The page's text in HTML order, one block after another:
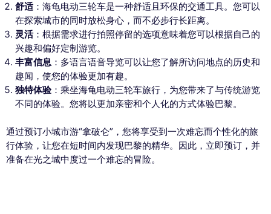
We use cookies and your personal data to
enhance your browsing experience,
measure our audience, and personalize the ads shown to you. You
can accept, reject or manage your preferences at any time.
Consents certified by
Reject All Cookies Settings Accept and close
舒适 ：海龟电动三轮车是一种舒适且环保的交通工具。您可以
在探索城市的同时放松身心，而不必步行长距离。
灵活：根据需求进行拍照停留的选项意味着您可以根据自己的
兴趣和偏好定制游览。
丰富信息 ：多语言语音导览可以让您了解所访问地点的历史和
趣闻，使您的体验更加有趣。
独特体验：乘坐海龟电动三轮车旅行，为您带来了与传统游览
不同的体验。您将以更加亲密和个人化的方式体验巴黎。
通过预订小城市游“拿破仑”，您将享受到一次难忘而个性化的旅
行体验，让您在短时间内发现巴黎的精华。因此，立即预订，并
准备在光之城中度过一个难忘的冒险。